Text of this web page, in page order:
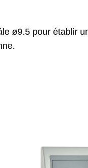
ø9.5 pour établir